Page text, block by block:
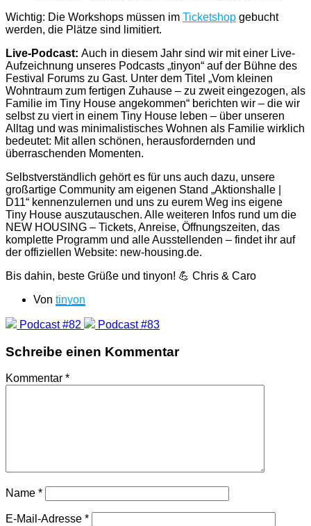
Wichtig: Die Workshops müssen im Ticketshop gebucht
werden, die Plätze sind limitiert.
Live-Podcast: Auch in diesem Jahr sind wir mit einer Live-
Aufzeichnung unseres Podcasts „tinyon“ auf der Bühne des
Festival Forums zu Gast. Unter dem Titel „Vom kleinen
Wohntraum zum fertigen Zuhause – zu zweit eingezogen, als
Familie im Tiny House angekommen“ berichten wir – die wir
selbst zu viert in einem Tiny House leben – über unseren
Alltag und was minimalistisches Wohnen als Familie wirklich
bedeutet: Mit allen schönen, herausfordernden und
überraschenden Momenten.
Selbstverständlich gehört es für uns auch dazu, unsere
großartige Community am eigenen Stand „Aktionshalle |
D11“ kennenzulernen und uns zu eurem Weg ins eigene
Tiny House auszutauschen. Alle weiteren Infos rund um die
NEW HOUSING – Tickets, Anreise, Öffnungszeiten, das
komplette Programm und alle Ausstellenden – findet ihr auf
der offiziellen Website: new-housing.de.
Bis dahin, beste Grüße und tinyon! 💪 Chris & Caro
Von tinyon
Podcast #82 Podcast #83
Schreibe einen Kommentar
Kommentar *
Name *
E-Mail-Adresse *